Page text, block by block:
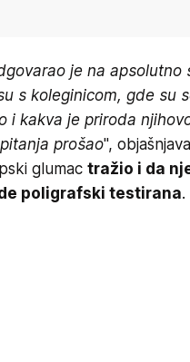
je na apsolutno
s koleginicom, gde su
i kakva je priroda
prošao",
glumac tražio i da
poligrafski testirana.